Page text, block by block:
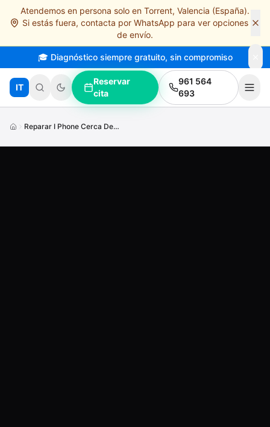
Saltar al contenido principal
Atendemos en persona solo en Torrent, Valencia (España).
Si estás fuera, contacta por WhatsApp para ver opciones
de envío.
🎓 Diagnóstico siempre gratuito, sin compromiso
IT
Reservar
cita
961 564
693
Reparar I Phone Cerca De Mi